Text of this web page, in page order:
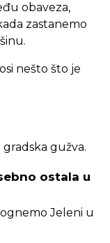
obaveza,
zastanemo
nešto što je
gužva.
ostala u
Jeleni u